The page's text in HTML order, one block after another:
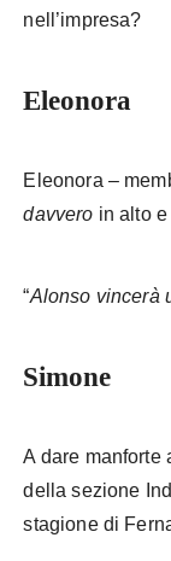
nell’impresa?
Eleonora
Eleonora –
davvero in alto
“Alonso vincerà
Simone
A dare manforte
della sezione
stagione di